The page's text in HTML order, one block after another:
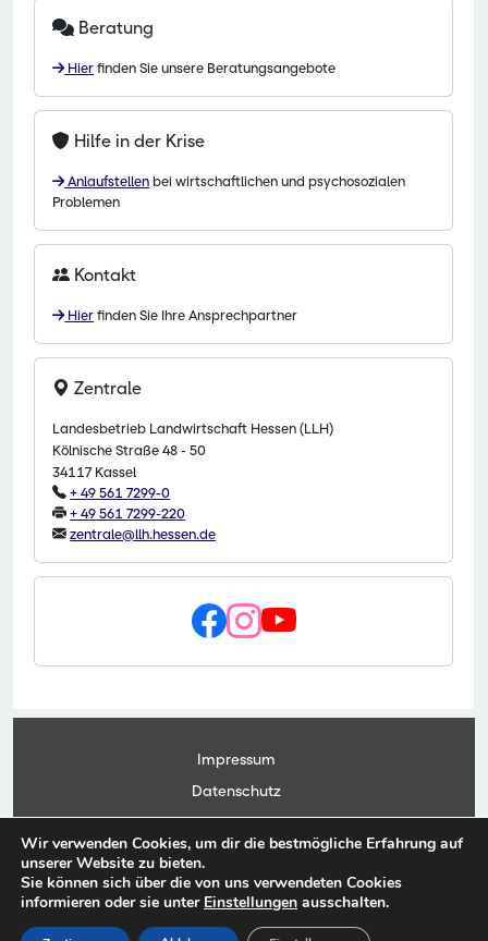
Beratung
Hier finden Sie unsere Beratungsangebote
Hilfe in der Krise
Anlaufstellen bei wirtschaftlichen und psychosozialen
Problemen
Kontakt
Hier finden Sie Ihre Ansprechpartner
Zentrale
Landesbetrieb Landwirtschaft Hessen (LLH)
Kölnische Straße 48 - 50
34117 Kassel
+ 49 561 7299-0
+ 49 561 7299-220
zentrale@llh.hessen.de
Impressum
Datenschutz
Kontakt
Anwendungsportal
© Copyright Landesbetrieb Landwirtschaft Hessen 2026
Wir verwenden Cookies, um dir die bestmögliche Erfahrung auf
unserer Website zu bieten.
Sie können sich über die von uns verwendeten Cookies
informieren oder sie unter Einstellungen ausschalten.